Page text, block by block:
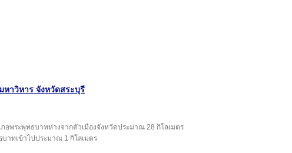
หาวิหาร จังหวัดสระบุรี
พระพุทธบาทห่างจากตัวเมืองจังหวัดประมาณ 28 กิโลเมตร
าทเข้าไปประมาณ 1 กิโลเมตร